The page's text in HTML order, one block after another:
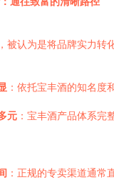
被认为是将品牌实力转
：依托宝丰酒的知名度
元 ：宝丰酒产品体系
：正规的专卖渠道通常